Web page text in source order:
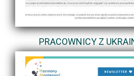
PRACOWNICY Z